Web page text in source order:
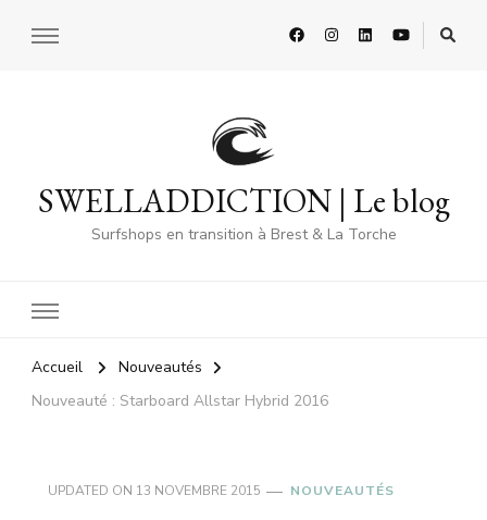
SWELLADDICTION | Le blog
Surfshops en transition à Brest & La Torche
Accueil
Nouveautés
Nouveauté : Starboard Allstar Hybrid 2016
UPDATED ON 13 NOVEMBRE 2015 NOUVEAUTÉS